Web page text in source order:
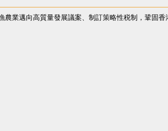
業邁向高質量發展議案、制訂策略性税制，鞏固